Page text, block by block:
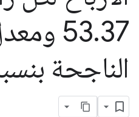
53.
37
الناجحة